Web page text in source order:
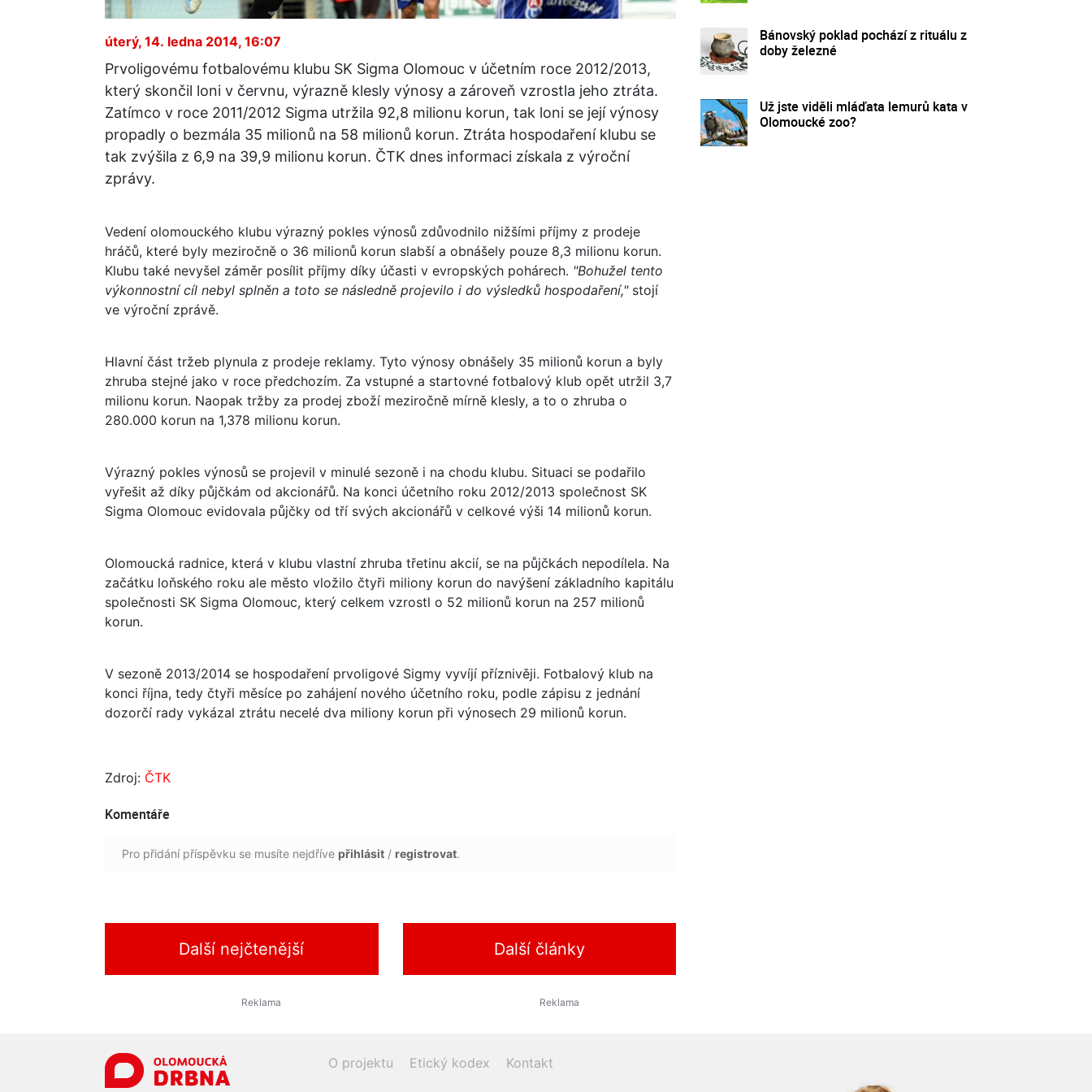
úterý, 14. ledna 2014, 16:07
Prvoligovému fotbalovému klubu SK Sigma Olomouc v účetním roce 2012/2013,
který skončil loni v červnu, výrazně klesly výnosy a zároveň vzrostla jeho ztráta.
Zatímco v roce 2011/2012 Sigma utržila 92,8 milionu korun, tak loni se její výnosy
propadly o bezmála 35 milionů na 58 milionů korun. Ztráta hospodaření klubu se
tak zvýšila z 6,9 na 39,9 milionu korun. ČTK dnes informaci získala z výroční
zprávy.
Vedení olomouckého klubu výrazný pokles výnosů zdůvodnilo nižšími příjmy z prodeje
hráčů, které byly meziročně o 36 milionů korun slabší a obnášely pouze 8,3 milionu korun.
Klubu také nevyšel záměr posílit příjmy díky účasti v evropských pohárech. "Bohužel tento
výkonnostní cíl nebyl splněn a toto se následně projevilo i do výsledků hospodaření,"stojí
ve výroční zprávě.
Hlavní část tržeb plynula z prodeje reklamy. Tyto výnosy obnášely 35 milionů korun a byly
zhruba stejné jako v roce předchozím. Za vstupné a startovné fotbalový klub opět utržil 3,7
milionu korun. Naopak tržby za prodej zboží meziročně mírně klesly, a to o zhruba o
280.000 korun na 1,378 milionu korun.
Výrazný pokles výnosů se projevil v minulé sezoně i na chodu klubu. Situaci se podařilo
vyřešit až díky půjčkám od akcionářů. Na konci účetního roku 2012/2013 společnost SK
Sigma Olomouc evidovala půjčky od tří svých akcionářů v celkové výši 14 milionů korun.
Olomoucká radnice, která v klubu vlastní zhruba třetinu akcií, se na půjčkách nepodílela. Na
začátku loňského roku ale město vložilo čtyři miliony korun do navýšení základního kapitálu
společnosti SK Sigma Olomouc, který celkem vzrostl o 52 milionů korun na 257 milionů
korun.
V sezoně 2013/2014 se hospodaření prvoligové Sigmy vyvíjí příznivěji. Fotbalový klub na
konci října, tedy čtyři měsíce po zahájení nového účetního roku, podle zápisu z jednání
dozorčí rady vykázal ztrátu necelé dva miliony korun při výnosech 29 milionů korun.
Zdroj: ČTK
Komentáře
Pro přidání příspěvku se musíte nejdříve přihlásit / registrovat.
Další nejčtenější Další články
Bánovský poklad pochází z rituálu z
doby železné
Už jste viděli mláďata lemurů kata v
Olomoucké zoo?
O projektu Etický kodex Kontakt